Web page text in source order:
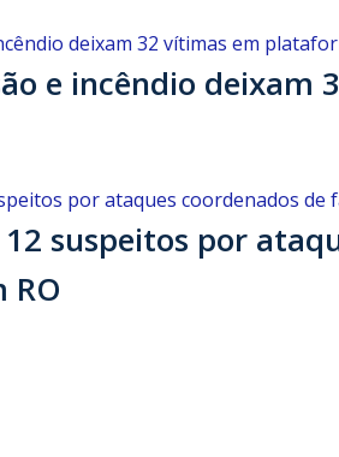
e incêndio
suspeitos por
RO